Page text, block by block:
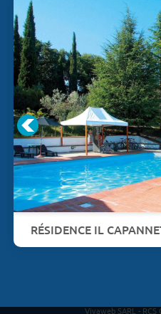
RÉSIDENCE IL
Vivaweb SARL -